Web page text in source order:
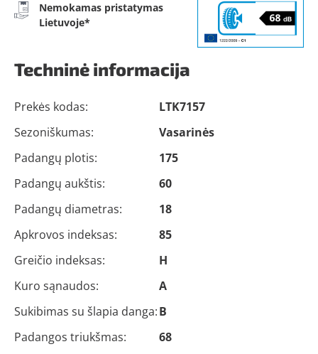
Nemokamas pristatymas
Lietuvoje*
Techninė informacija
Prekės kodas:
LTK7157
Sezoniškumas:
Vasarinės
Padangų plotis:
175
Padangų aukštis:
60
Padangų diametras:
18
Apkrovos indeksas:
85
Greičio indeksas:
H
Kuro sąnaudos:
A
Sukibimas su šlapia danga:B
Padangos triukšmas:
68